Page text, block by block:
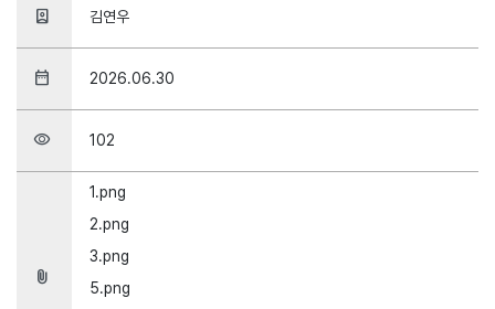
person_book 김연우
date_range 2026.06.30
visibility 102
attach_file
1.png
2.png
3.png
5.png